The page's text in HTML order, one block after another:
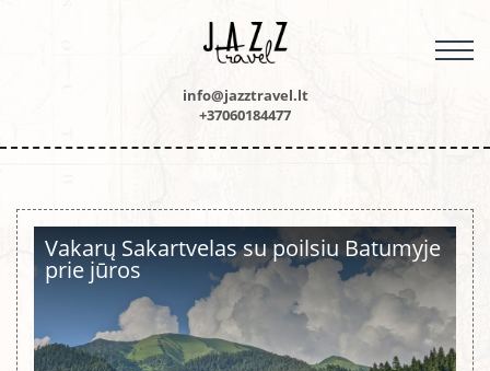
info@jazztravel.lt
+37060184477
Vakarų Sakartvelas su poilsiu Batumyje
prie jūros